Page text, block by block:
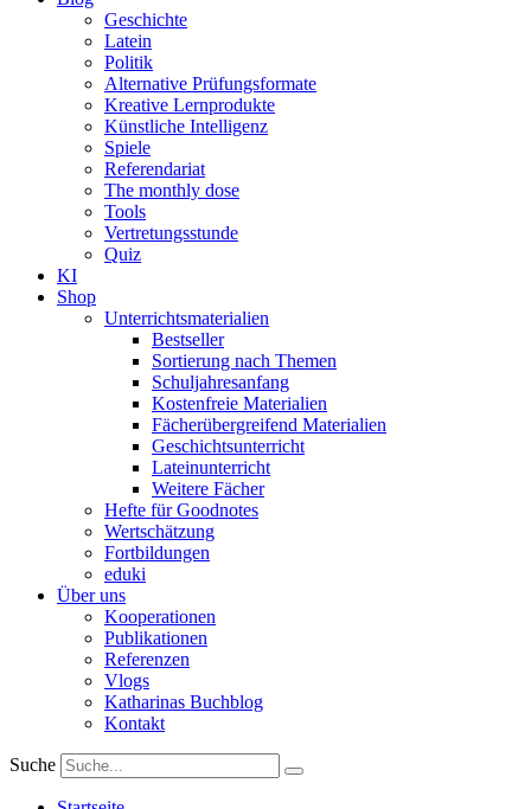
Geschichte
Latein
Politik
Alternative Prüfungsformate
Kreative Lernprodukte
Künstliche Intelligenz
Spiele
Referendariat
The monthly dose
Tools
Vertretungsstunde
Quiz
KI
Shop
Unterrichtsmaterialien
Bestseller
Sortierung nach Themen
Schuljahresanfang
Kostenfreie Materialien
Fächerübergreifend Materialien
Geschichtsunterricht
Lateinunterricht
Weitere Fächer
Hefte für Goodnotes
Wertschätzung
Fortbildungen
eduki
Über uns
Kooperationen
Publikationen
Referenzen
Vlogs
Katharinas Buchblog
Kontakt
Suche